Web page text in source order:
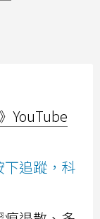
YouTube
下追蹤，科